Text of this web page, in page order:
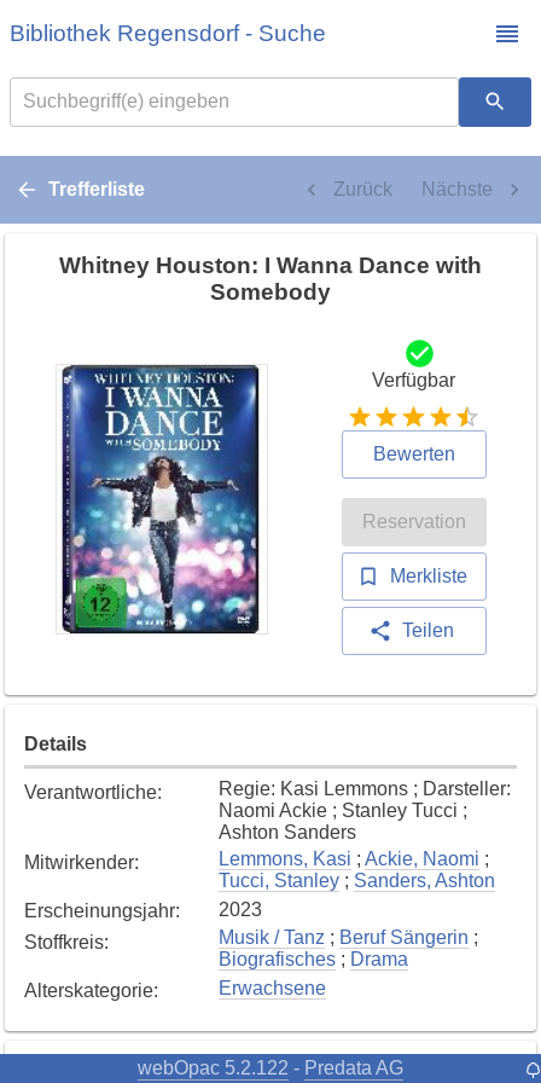
Bibliothek Regensdorf - Suche
Suchbegriff(e) eingeben
Trefferliste Zurück Nächste
Whitney Houston: I Wanna Dance with
Somebody
Verfügbar
Bewerten
Reservation
Merkliste
Teilen
Details
Verantwortliche:
Regie: Kasi Lemmons ; Darsteller:
Naomi Ackie ; Stanley Tucci ;
Ashton Sanders
Mitwirkender: Lemmons, Kasi ; Ackie, Naomi ;
Tucci, Stanley ; Sanders, Ashton
Erscheinungsjahr:
2023
Stoffkreis: Musik / Tanz ; Beruf Sängerin ;
Biografisches ; Drama
Alterskategorie: Erwachsene
webOpac 5.2.122 - Predata AG